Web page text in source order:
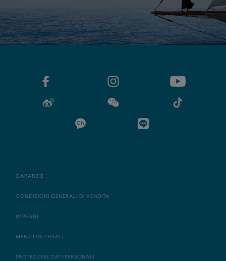
GARANZIE
CONDIZIONI GENERALI DI VENDITA
IMPEGNI
MENZIONI LEGALI
PROTEZIONE DATI PERSONALI